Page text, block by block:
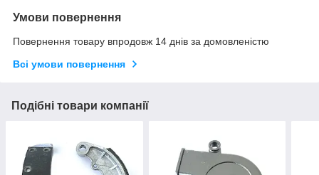
Умови повернення
Повернення товару впродовж 14 днів за домовленістю
Всі умови повернення
Подібні товари компанії